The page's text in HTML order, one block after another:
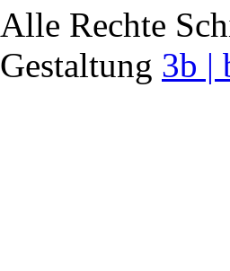
Alle Rechte
Gestaltung 3b |